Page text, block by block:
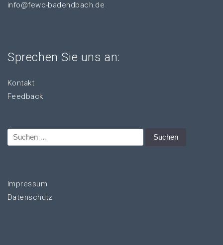
info@fewo-badendbach.de
Sprechen Sie uns an:
Kontakt
Feedback
Suchen
nach:
Impressum
Datenschutz